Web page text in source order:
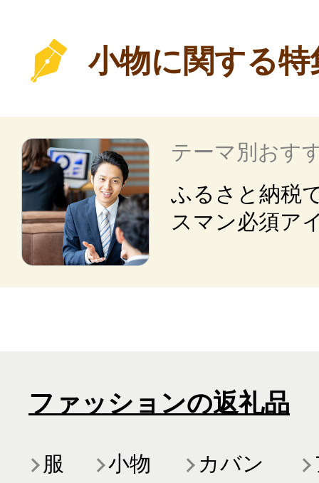
小物に関する特
テーマ別おす
ふるさと納税
スマン必須ア
ファッションの返礼品
服 小物 カバン